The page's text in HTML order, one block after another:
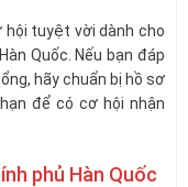
hội tuyệt vời dành cho
Quốc. Nếu bạn đáp
hãy chuẩn bị hồ sơ
để có cơ hội nhận
phủ Hàn Quốc